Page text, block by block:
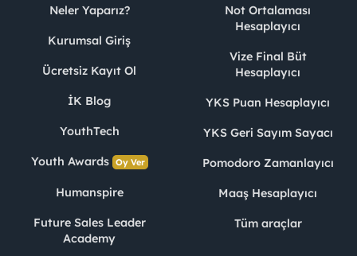
Neler Yaparız?
Kurumsal Giriş
Ücretsiz Kayıt Ol
İK Blog
YouthTech
Youth Awards Oy Ver
Humanspire
Future Sales Leader
Academy
Not Ortalaması
Hesaplayıcı
Vize Final Büt
Hesaplayıcı
YKS Puan Hesaplayıcı
YKS Geri Sayım Sayacı
Pomodoro Zamanlayıcı
Maaş Hesaplayıcı
Tüm araçlar